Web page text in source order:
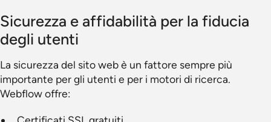
Sicurezza e affidabilità per la fiducia
degli utenti
La sicurezza del sito web è un fattore sempre più
importante per gli utenti e per i motori di ricerca.
Webflow offre: